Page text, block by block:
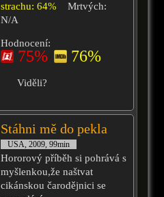
strachu: 64%
Mrtvých:
N/A
Hodnocení:
75% 76%
Viděli?
Stáhni mě do pekla
USA, 2009, 99min
Hororový příběh si pohrává s
myšlenkou,že naštvat
cikánskou čarodějnici se